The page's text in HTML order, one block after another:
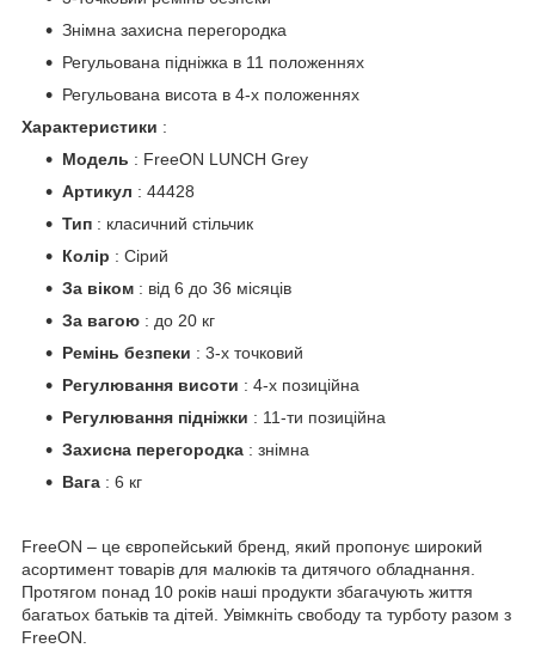
Знімна захисна перегородка
Регульована підніжка в 11 положеннях
Регульована висота в 4-х положеннях
Характеристики :
Модель : FreeON LUNCH Grey
Артикул : 44428
Тип : класичний стільчик
Колір : Сірий
За віком : від 6 до 36 місяців
За вагою : до 20 кг
Ремінь безпеки : 3-х точковий
Регулювання висоти : 4-х позиційна
Регулювання підніжки : 11-ти позиційна
Захисна перегородка : знімна
Вага : 6 кг
FreeON – це європейський бренд, який пропонує широкий
асортимент товарів для малюків та дитячого обладнання.
Протягом понад 10 років наші продукти збагачують життя
багатьох батьків та дітей. Увімкніть свободу та турботу разом з
FreeON.